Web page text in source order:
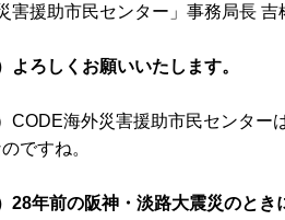
害援助市民センター」事務局長 吉
よろしくお願いいたします。
CODE海外災害援助市民センター
ですね。
28年前の阪神・淡路大震災のと